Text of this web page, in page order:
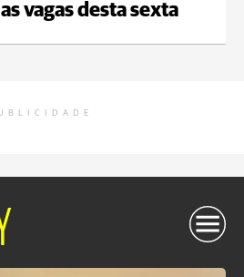
vagas desta sexta